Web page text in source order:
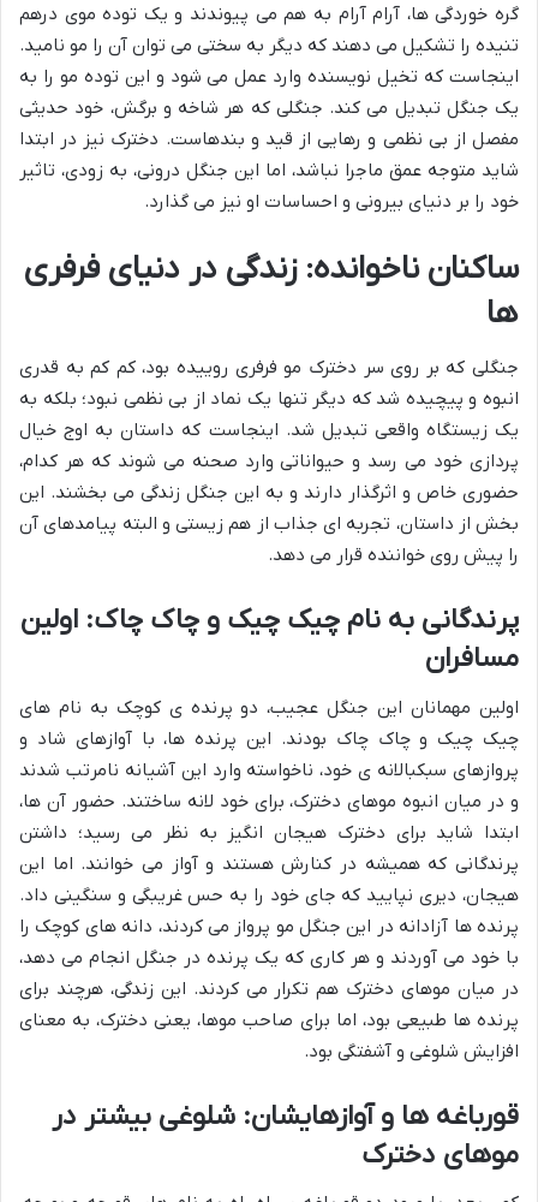
گره خوردگی ها، آرام آرام به هم می پیوندند و یک توده موی درهم
تنیده را تشکیل می دهند که دیگر به سختی می توان آن را مو نامید.
اینجاست که تخیل نویسنده وارد عمل می شود و این توده مو را به
یک جنگل تبدیل می کند. جنگلی که هر شاخه و برگش، خود حدیثی
مفصل از بی نظمی و رهایی از قید و بندهاست. دخترک نیز در ابتدا
شاید متوجه عمق ماجرا نباشد، اما این جنگل درونی، به زودی، تاثیر
خود را بر دنیای بیرونی و احساسات او نیز می گذارد.
ساکنان ناخوانده: زندگی در دنیای فرفری
ها
جنگلی که بر روی سر دخترک مو فرفری روییده بود، کم کم به قدری
انبوه و پیچیده شد که دیگر تنها یک نماد از بی نظمی نبود؛ بلکه به
یک زیستگاه واقعی تبدیل شد. اینجاست که داستان به اوج خیال
پردازی خود می رسد و حیواناتی وارد صحنه می شوند که هر کدام،
حضوری خاص و اثرگذار دارند و به این جنگل زندگی می بخشند. این
بخش از داستان، تجربه ای جذاب از هم زیستی و البته پیامدهای آن
را پیش روی خواننده قرار می دهد.
پرندگانی به نام چیک چیک و چاک چاک: اولین
مسافران
اولین مهمانان این جنگل عجیب، دو پرنده ی کوچک به نام های
چیک چیک و چاک چاک بودند. این پرنده ها، با آوازهای شاد و
پروازهای سبکبالانه ی خود، ناخواسته وارد این آشیانه نامرتب شدند
و در میان انبوه موهای دخترک، برای خود لانه ساختند. حضور آن ها،
ابتدا شاید برای دخترک هیجان انگیز به نظر می رسید؛ داشتن
پرندگانی که همیشه در کنارش هستند و آواز می خوانند. اما این
هیجان، دیری نپایید که جای خود را به حس غریبگی و سنگینی داد.
پرنده ها آزادانه در این جنگل مو پرواز می کردند، دانه های کوچک را
با خود می آوردند و هر کاری که یک پرنده در جنگل انجام می دهد،
در میان موهای دخترک هم تکرار می کردند. این زندگی، هرچند برای
پرنده ها طبیعی بود، اما برای صاحب موها، یعنی دخترک، به معنای
افزایش شلوغی و آشفتگی بود.
قورباغه ها و آوازهایشان: شلوغی بیشتر در
موهای دخترک